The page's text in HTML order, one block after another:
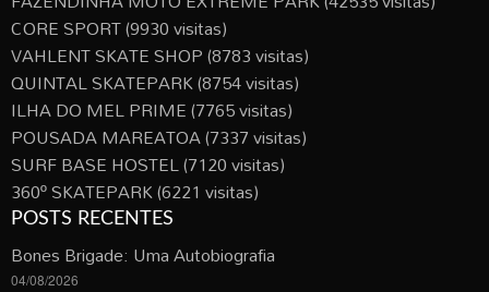
CORE SPORT(9930 visitas)
VAHLENT SKATE SHOP(8783 visitas)
QUINTAL SKATEPARK(8754 visitas)
ILHA DO MEL PRIME(7765 visitas)
POUSADA MAREATOA(7337 visitas)
SURF BASE HOSTEL(7120 visitas)
360º SKATEPARK(6221 visitas)
POSTS RECENTES
Bones Brigade: Uma Autobiografia
04/08/2026